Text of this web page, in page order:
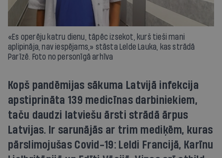
«Es operēju katru dienu, tāpēc izsekot, kurš tieši mani
aplipināja, nav iespējams,» stāsta Lelde Lauka, kas strādā
Parīzē. Foto no personīgā arhīva
Kopš pandēmijas sākuma Latvijā infekcija
apstiprināta 139 medicīnas darbiniekiem,
taču daudzi latviešu ārsti strādā ārpus
Latvijas. Ir sarunājās ar trim mediķēm, kuras
pārslimojušas Covid-19: Leldi Francijā, Karīnu